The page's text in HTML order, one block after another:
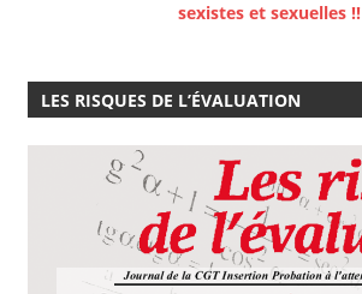
sexistes et sexuelles !!
LES RISQUES DE L’ÉVALUATION